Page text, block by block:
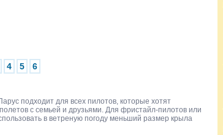
4 5 6
подходит для всех пилотов, которые хотят
с семьей и друзьями. Для фристайл-пилотов или
в ветреную погоду меньший размер крыла